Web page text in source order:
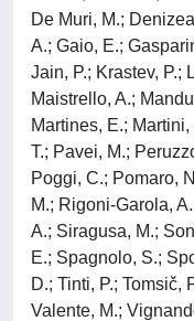
De Muri, M.;
A.; Gaio, E.;
Jain, P.; Krastev, P.;
Maistrello, A.;
Martines, E.;
T.; Pavei, M.;
Poggi, C.; Pomaro,
M.; Rigoni-Garola,
A.; Siragusa, M.;
E.; Spagnolo, S.;
D.; Tinti, P.; Tomsič,
Valente, M.;